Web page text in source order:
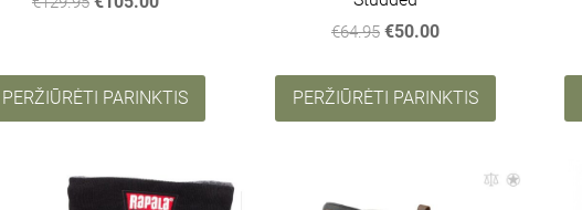
PERŽIŪRĖTI PARINKTIS
€64.95 €50.00
PERŽIŪRĖTI PARINKTIS